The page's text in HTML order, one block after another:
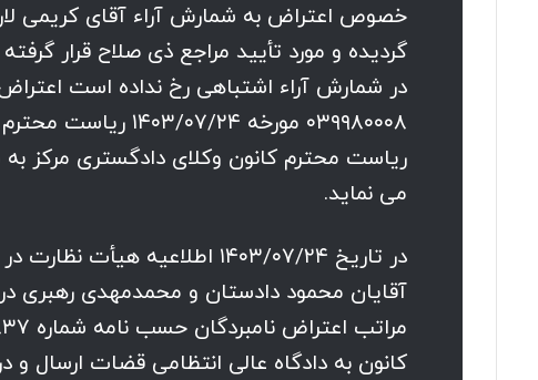
خصوص اعتراض به شمارش آراء آقای کریمی
گردیده و مورد تأیید مراجع ذی صلاح قرار
در شمارش آراء اشتباهی رخ نداده است اعتراض
۰۳۹۹۸۰۰۰۸ مورخه
ریاست محترم کانون وکلای دادگستری مرکز به
می نماید.
در تاریخ ۱۴۰۳/۰۷/۲۴ اطلاعیه
کانون به دادگاه عالی انتظامی قضات ارسال و در تاریخ ۱۴۰۳/۰۸/۰۷ به این شعبه